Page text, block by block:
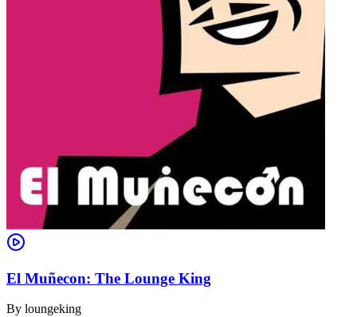
El Muñecon: The Lounge King
By loungeking